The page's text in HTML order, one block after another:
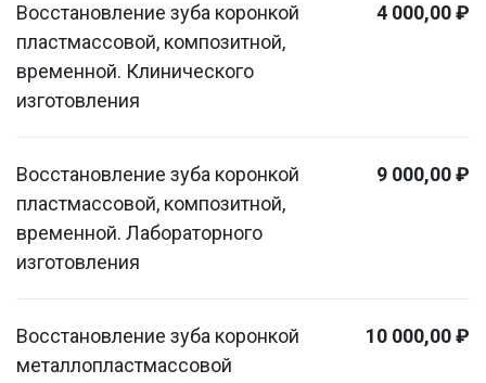
Восстановление зуба коронкой
пластмассовой, композитной,
временной. Клинического
изготовления
4 000,00 ₽
Восстановление зуба коронкой
пластмассовой, композитной,
временной. Лабораторного
изготовления
9 000,00 ₽
Восстановление зуба коронкой
металлопластмассовой
10 000,00 ₽